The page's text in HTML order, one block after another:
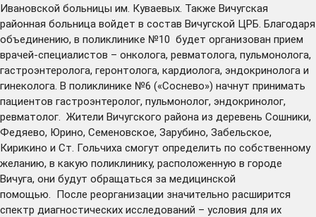
Ивановской больницы им. Куваевых. Также Вичугская
районная больница войдет в состав Вичугской ЦРБ. Благодаря
объединению, в поликлинике №10 будет организован прием
врачей-специалистов – онколога, ревматолога, пульмонолога,
гастроэнтеролога, геронтолога, кардиолога, эндокринолога и
гинеколога. В поликлинике №6 («Соснево») начнут принимать
пациентов гастроэнтеролог, пульмонолог, эндокринолог,
ревматолог. Жители Вичугского района из деревень Сошники,
Федяево, Юрино, Семеновское, Зарубино, Забельское,
Кирикино и Ст. Гольчиха смогут определить по собственному
желанию, в какую поликлинику, расположенную в городе
Вичуга, они будут обращаться за медицинской
помощью. После реорганизации значительно расширится
спектр диагностических исследований – условия для их